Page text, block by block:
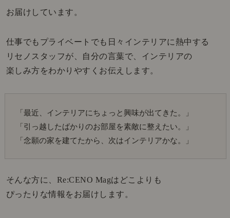
お届けしています。
仕事でもプライベートでも日々インテリアに熱中する
リセノスタッフが、自分の言葉で、インテリアの
楽しみ方をわかりやすくお伝えします。
「最近、インテリアにちょっと興味が出てきた。」
「引っ越したばかりのお部屋を素敵に整えたい。」
「念願の家を建てたから、次はインテリアかな。」
そんな方に、Re:CENO Magはどこよりも
ぴったりな情報をお届けします。